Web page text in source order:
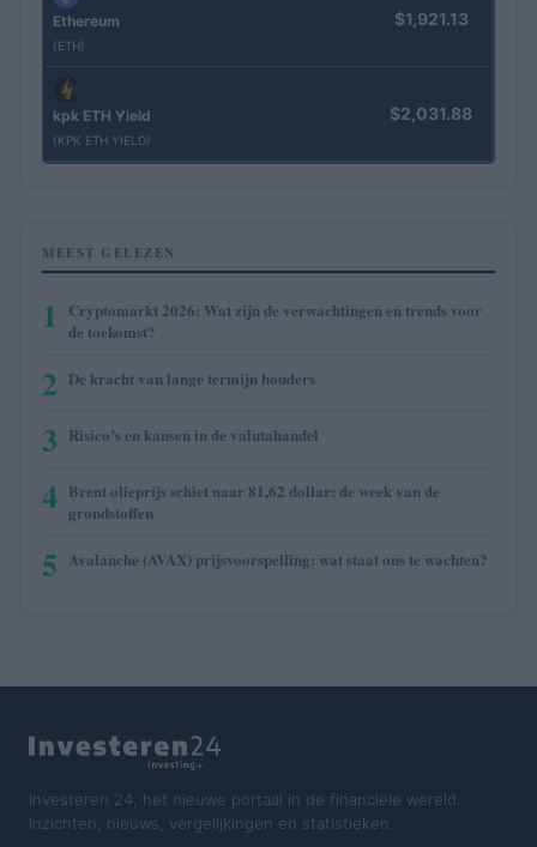
Ethereum
(ETH)
$1,921.13
kpk ETH Yield
(KPK ETH YIELD)
$2,031.88
MEEST GELEZEN
1
Cryptomarkt 2026: Wat zijn de verwachtingen en trends voor
de toekomst?
2 De kracht van lange termijn houders
3 Risico’s en kansen in de valutahandel
4 Brent olieprijs schiet naar 81,62 dollar: de week van de
grondstoffen
5 Avalanche (AVAX) prijsvoorspelling: wat staat ons te wachten?
Investeren 24, het nieuwe portaal in de financiële wereld.
Inzichten, nieuws, vergelijkingen en statistieken.